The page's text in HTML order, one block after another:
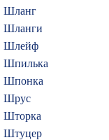
Шланг
Шланги
Шлейф
Шпилька
Шпонка
Шрус
Шторка
Штуцер